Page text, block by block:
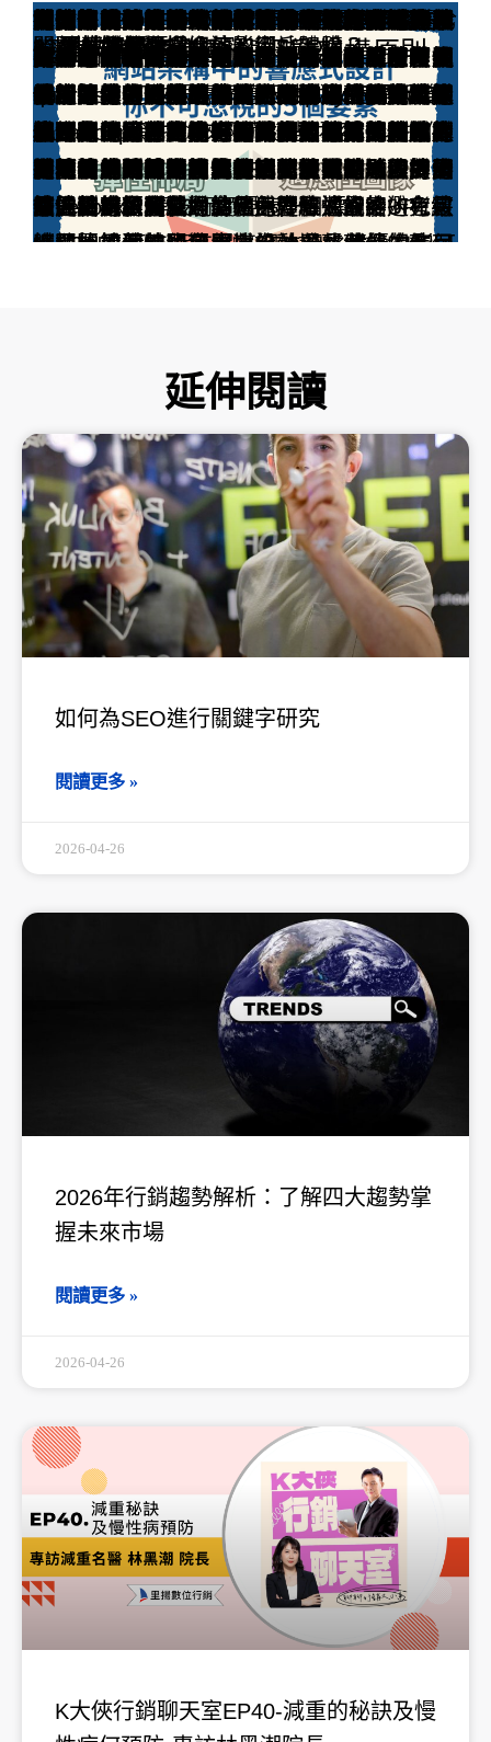
在設計優秀的網站時，網站架構和導航系統
是其中最關鍵的部分之一。一個良好的網站
架構可以提供給用戶一個直覺和愉悅的瀏覽
體驗，同時也有助於SEO優化和內容行銷。
1. 使用清晰的層次設計
網站架構的層次設計是指按照一定的邏輯和
結構將網站內容分層次地組織起來。這種設
計可以幫助用戶快速找到所需的內容，同時
也有助於搜索引擎爬蟲理解網站內容的結
構。
分類和子分類：將相關的內容分為不同
類和子分類，可以使用戶更容易找到所
信息。必須確保這些分類和子分類的名
有描述性和明確性。
導航菜單：導航菜單應該清楚地展示網
主要分類和子分類。可以使用下拉菜單
疊菜單等方式，使菜單佔用的空間更小
頁面層級：網站的每個頁面應該處於適
層級中，並具有明確的階層結構。高層
頁面應該包含與整個網站相關的內容，
層級的頁面應該包含更具體和詳細的內
2. 提供直觀的導航系統
導航系統是網站中用戶用來尋找和訪問不同
頁面的重要組件。直觀的導航系統能夠幫助
用戶快速找到所需的內容，並提供一個良好
的用戶體驗。
可見性：導航菜單應該在頁面的頂部或
的位置，以便用戶能夠立即找到並使用
個固定在頁面頂部或滾動時保持可見的
菜單是一個不錯的選擇。
命名和標籤：導航菜單上的每個鏈接都
使用具有描述性的名稱和標籤，使用戶
清楚地理解鏈接的內容。避免使用模糊
澀的語言。
搜尋功能：在導航系統中提供一個搜索
使用戶可以快速搜索網站內容。這對那
經知道自己需要的特定內容的用戶非常
用。
通過適當的層次設計和直觀的導航系統，您
可以為用戶提供一個優質的瀏覽體驗，同時
提高網站的可尋性和可用性。請記住，網站
架構的設計和導航系統的最佳實踐是實現成
功的用戶體驗的重要因素之一。
填單諮詢
網站架構對SEO與內容行銷的影響
在現代網絡環境中，網站的架構佈局是至關
重要的一個因素。一個優秀的網站架構不僅
可以提供良好的用戶體驗，還可以對搜索引
擎優化（SEO）和內容行銷產生重大影響。
讓我們更深入地看看這些影響。
SEO優化
網站架構對SEO非常重要。搜索引擎爬行和
索引網頁時，將考慮網站的結構和內部連結
的連接方式。良好的網站架構可以幫助搜索
引擎更好地理解和瀏覽您的網站，從而提高
搜索引擎排名。
以下是網站架構對SEO的影響：
1. 頁面索引性：良好的網站架構可以通過清
晰的層次設計來幫助搜索引擎爬行和索引網
站的各個頁面。同時，您可以使用內部連結
將重要的頁面與其他頁面相連，從而增加這
些頁面的索引性。
2. 網站速度和效能：良好的網站架構可以幫
助您優化網站的速度和效能。適當的分類和
設計可以減少不必要的HTTP請求，優化圖
片和資源的加載，以及減少網頁的大小。這
些優化措施將有助於提高網站的速度，並通
過提供更好的用戶體驗來改善SEO排名。
內容行銷
在內容行銷中，網站架構的重要性同樣不可
忽視。良好的網站架構可以幫助您更好地組
織和展示您的內容，從而提高內容行銷效
果。
以下是網站架構對內容行銷的影響：
內容結構和組織：良好的網站架構可以
合理的分類和層次設計來組織和展示您
容。這將使訪問者更容易找到他們需要
容，並提高他們的用戶體驗。同時，搜
擎也更容易理解和索引您的內容。
內部連結和導航：良好的網站架構可以
合理的內部連結和導航系統來引導訪問
行導覽。這將幫助您引導訪問者深入到
網站並發現更多相關的內容。同時，這
以增加網站的頁面覆蓋率，有助於提高
引擎排名。
總而言之，網站架構對於提高用戶體驗、優
化SEO和增強內容行銷非常重要。通過遵循
網站架構的最佳實踐，您可以創建一個具有
優秀用戶體驗和良好SEO表現的網站。請記
住，好的網站架構是持續改進和優化的過
程，始終保持對用戶體驗和SEO的關注。
網站架構的響應式設計要點
響應式設計是現代網站架構中不可或缺的一
部分。隨著越來越多的人使用不同尺寸和類
型的設備訪問網站，我們需要確保網站能夠
適應各種屏幕大小，提供一致的用戶體驗。
以下是幾個重要的響應式設計要點：
1. 彈性佈局
彈性佈局是指使用相對單位（如百分比）而
不是絕對單位（如像素）來設置元素的尺
寸。這樣可以使網站的元素按比例調整以適
應不同的屏幕尺寸。當用戶改變屏幕大小
時，網站的佈局會自動調整，確保內容的可
讀性和可訪問性。
2. 適應性圖像
在響應式設計中，圖像也需要適應各種屏幕
大小。使用CSS媒體查詢（media
queries）可以根據屏幕尺寸載入不同大小
的圖像。這樣可以減少頁面加載時間和數據
流量，同時確保圖像在不同設備上顯示良
好。
3. 彈性導航
導航是網站架構中的關鍵元素，它需要在不
同屏幕尺寸下提供一致的使用方式。在響應
式設計中，導航應該能夠自動調整佈局和樣
式，以適應手機、平板和桌面等不同設備。
可以使用媒體查詢和CSS彈性盒子
（flexbox）等技術實現這一目標。
4. 隱藏不必要的內容
對於小屏幕設備，網站上的某些內容可能顯
得不必要或佔用空間。在響應式設計中，我
們可以使用CSS屬性（如display:none）或
JavaScript等技術來隱藏這些內容，以提供
更簡潔的用戶介面。
5. 測試和優化
響應式設計需要在不同設備上進行測試，以
確保網站能夠正常運行和顯示。測試可以包
括模擬各種屏幕尺寸和瀏覽器，並檢查排
版、圖像和互動元素等方面的效果。優化則
需要根據測試結果進行調整和改進，以提供
最佳的用戶體驗。
網站架構的響應式設計要點是提升用戶體驗
的關鍵策略之一。通過適應不同屏幕尺寸、
使用彈性佈局和導航、提供適應性圖像，以
及隱藏不必要的內容，我們可以確保網站在
各種設備下都能提供優秀的用戶體驗。同
時，測試和優化對於確保響應式設計的有效
性至關重要。
填單諮詢
創建可擴展的動態網站架構原則
如同任何一個網站架構的基本原則，可擴展
性是一個不可忽視的關鍵因素。這意味著網
站的架構必須能夠應對日益增長的內容，以
及可能的擴張需求，而不會破壞其整體結構
和功能。
有一些重要的原則可以幫助我們創建可擴展
的動態網站架構。首先，我們需要設計一個
靈活的內容管理系統（CMS），使得新增、
修改和刪除內容變得簡單和方便。這將有助
於保持網站的動態性和活力，同時減少對開
發人員的依賴。
其次，我們應該使用模塊化的設計來構建網
站。這意味著將網站拆分成多個獨立的模塊
或組件，每個模塊負責執行特定的功能或提
供特定的內容。這樣的結構使得我們可以輕
鬆地新增或替換模塊，從而實現網站的持續
擴展和升級。
另外，我們應該考慮到不同設備和平臺的差
異，並為之做好準備。當今的網絡用戶使用
各種不同的設備，包括桌面電腦、手機和平
板電腦。因此，我們需要確保網站能夠適應
不同的屏幕尺寸和解析度，並提供一致的用
戶體驗。響應式設計是一種解決方案，它可
以根據設備的屏幕大小自動調整網站的佈局
在創建動態網站架構的過程中，我們還應該
考慮到網站性能的問題。快速載入時間是提
供良好用戶體驗的關鍵。我們可以使用瀏覽
器緩存、壓縮文件、圖片優化等技術來減少
網站的載入時間。此外，我們還可以使用分
佈式網絡、負載均衡和內容傳遞網絡
（CDN）等技術來提高網站的承載能力和可
網站架構結論
總而言之，良好的網站架構是一個關鍵的策
略，可以提升用戶體驗，提高網站的可用性
和可尋性。通過遵從上述原則和最佳實踐，
我們可以創建出具有優秀網站架構的網站，
從而為用戶提供無與倫比的優質體驗。
謝謝您的閱讀，希望此篇文章對您有所啟
發，並能將所學運用到您的網站開發工作
中。
問題：如何選擇合適的網站架構？
在選擇合適的網站架構時，有幾個關鍵因素
需要考慮。首先，要確定網站的目標和用戶
需求。然後，考慮網站的內容結構和分類方
式，以便用戶能夠輕鬆地找到所需的資訊。
另外，網站的導航系統也要經過精心設計，
以提供直觀和友好的使用體驗。最後，考慮
網站的擴展性和響應式設計，以確保網站可
問題：網站架構如何影響SEO？
網站架構對SEO（搜索引擎優化）非常重
要。良好的網站架構可以幫助搜索引擎輕鬆
地理解和索引網站的內容。合理的分類結構
和內部鏈接可以提高網站的內部連接性和頁
面權重分配，有助於搜索引擎更好地理解網
站的結構和關鍵內容。此外，適當的URL結
構和標籤使用也可以對SEO產生積極的影
問題：如何提升網站的用戶體驗？
網站的用戶體驗（UX）是一個關鍵因素，
直接影響訪問者對網站的印象和體驗。在提
升網站的用戶體驗方面，網站架構起著至關
重要的作用。首先，設計直觀和易於使用的
導航系統，讓用戶能夠輕鬆地找到所需的資
訊。其次，注意網站的速度和性能，避免長
時間的加載時間和閃爍的效果。此外，確保
填單諮詢
延伸閱讀：
行銷好夥伴成功案例 – 台中東京小野醫美診
所
、
長期經營網站SEO內容，如何挑選值得優化
更新的文章?
、
技術性SEO是什麼？技術性SEO與內容
SEO如何搭配提升網站流量？
延伸閱讀
如何為SEO進行關鍵字研究
閱讀更多 »
2026-04-26
2026年行銷趨勢解析：了解四大趨勢掌
握未來市場
閱讀更多 »
2026-04-26
K大俠行銷聊天室EP40-減重的秘訣及慢
頁
面
頁
面
頁
面
頁
面
頁
面